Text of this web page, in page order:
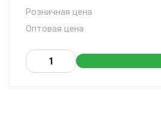
Розничная цена
Оптовая цена